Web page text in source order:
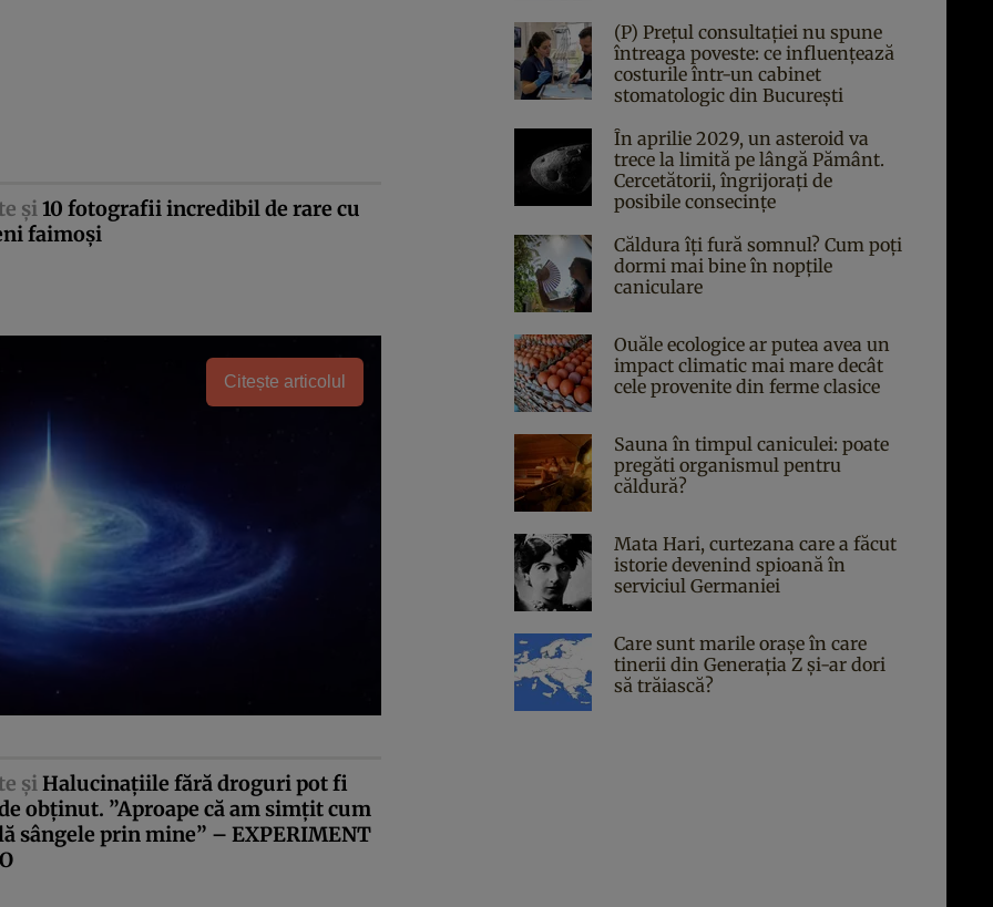
şi10 fotografii incredibil de rare cu
faimoşi
Citește articolul
şiHalucinaţiile fără droguri pot fi
obţinut. ”Aproape că am simţit cum
sângele prin mine” – EXPERIMENT
(P) Prețul consultației nu spune
întreaga poveste: ce influențează
costurile într-un cabinet
stomatologic din București
În aprilie 2029, un asteroid va
trece la limită pe lângă Pământ.
Cercetătorii, îngrijorați de
posibile consecințe
Căldura îți fură somnul? Cum poți
dormi mai bine în nopțile
caniculare
Ouăle ecologice ar putea avea un
impact climatic mai mare decât
cele provenite din ferme clasice
Sauna în timpul caniculei: poate
pregăti organismul pentru
căldură?
Mata Hari, curtezana care a făcut
istorie devenind spioană în
serviciul Germaniei
Care sunt marile orașe în care
tinerii din Generația Z și-ar dori
să trăiască?